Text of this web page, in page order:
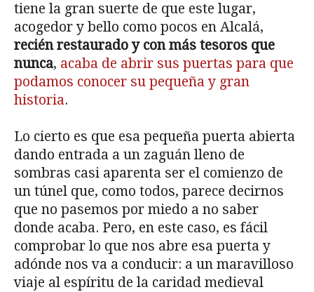
tiene la gran suerte de que este lugar,
acogedor y bello como pocos en Alcalá,
recién restaurado y con más tesoros que
nunca, acaba de abrir sus puertas para que
podamos conocer su pequeña y gran
historia.
Lo cierto es que esa pequeña puerta abierta
dando entrada a un zaguán lleno de
sombras casi aparenta ser el comienzo de
un túnel que, como todos, parece decirnos
que no pasemos por miedo a no saber
donde acaba. Pero, en este caso, es fácil
comprobar lo que nos abre esa puerta y
adónde nos va a conducir: a un maravilloso
viaje al espíritu de la caridad medieval